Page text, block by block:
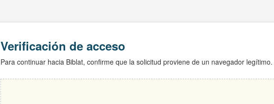
Verificación de acceso
Para continuar hacia Biblat, confirme que la solicitud proviene de un navegador legítimo.